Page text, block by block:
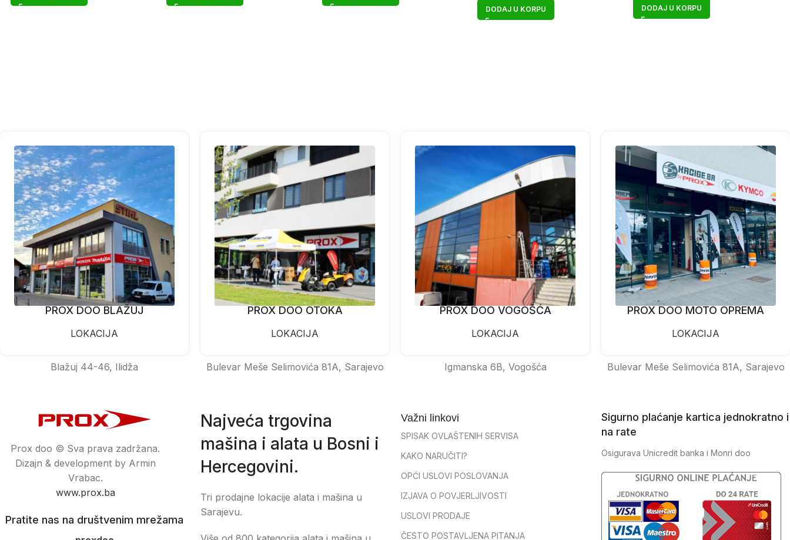
DODAJ U KORPU DODAJ U KORPU
PROX DOO BLAŽUJ
LOKACIJA
Blažuj 44-46, Ilidža
PROX DOO OTOKA
LOKACIJA
Bulevar Meše Selimovića 81A, Sarajevo
PROX DOO VOGOŠĆA
LOKACIJA
Igmanska 6B, Vogošća
PROX DOO MOTO OPREMA
LOKACIJA
Bulevar Meše Selimovića 81A, Sarajevo
Prox doo © Sva prava zadržana.
Dizajn & development by Armin
Vrabac.
www.prox.ba
Pratite nas na društvenim mrežama
Najveća trgovina
mašina i alata u Bosni i
Hercegovini.
Tri prodajne lokacije alata i mašina u
Sarajevu.
Važni linkovi
SPISAK OVLAŠTENIH SERVISA
KAKO NARUČITI?
OPĆI USLOVI POSLOVANJA
IZJAVA O POVJERLJIVOSTI
USLOVI PRODAJE
ČESTO POSTAVLJENA PITANJA
Sigurno plaćanje kartica jednokratno i
na rate
Osigurava Unicredit banka i Monri doo